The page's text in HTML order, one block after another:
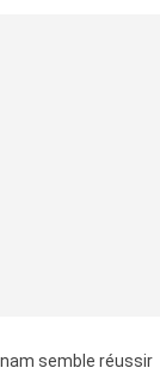
semble réussir